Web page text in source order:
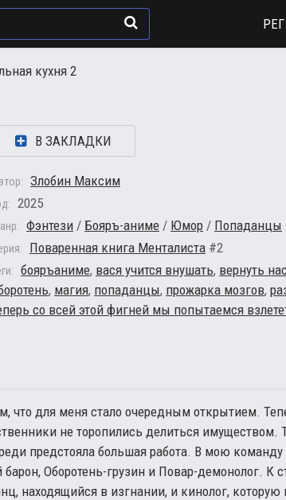
кухня 2
В ЗАКЛАДКИ
Злобин Максим
2025
Фэнтези / Бояръ-аниме / Юмор / Попаданцы
Поваренная книга Менталиста #2
бояръаниме, вася учится внушать, вернуть
, магия, попаданцы, прожарка мозгов,
со всей этой фигней мы попытаемся
что для меня стало очередным открытием.
не торопились делиться имуществом.
предстояла большая работа. В мою
Оборотень-грузин и Повар-демонолог. К
находящийся в изгнании, и кинолог,